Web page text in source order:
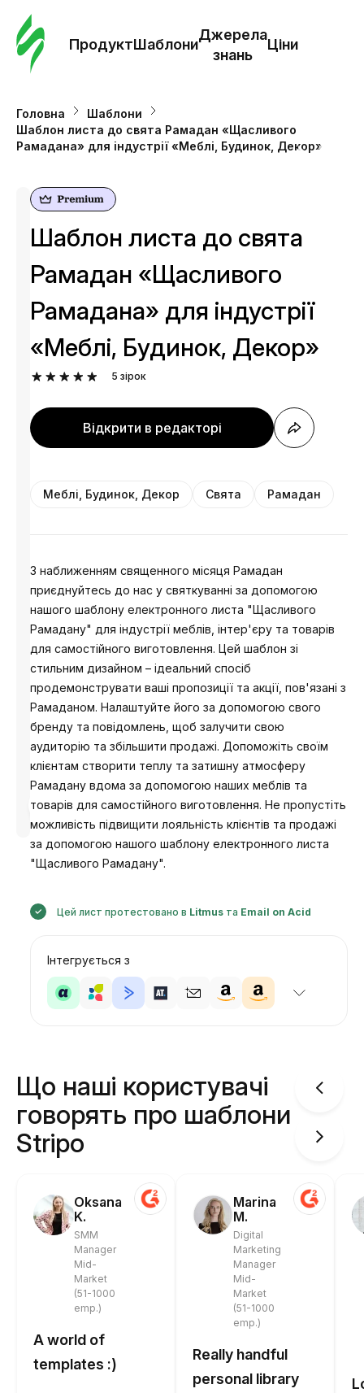
ПродуктШаблони
Джерела
знань
Ціни
Головна
Шаблони
Шаблон листа до свята Рамадан «Щасливого
Рамадана» для індустрії «Меблі, Будинок, Декор»
Розроблено
Анастасія
Шаблон листа до свята
Рамадан «Щасливого
Рамадана» для індустрії
«Меблі, Будинок, Декор»
5 зірок
Відкрити в редакторі
Меблі, Будинок, Декор Свята Рамадан
З наближенням священного місяця Рамадан
приєднуйтесь до нас у святкуванні за допомогою
нашого шаблону електронного листа "Щасливого
Рамадану" для індустрії меблів, інтер'єру та товарів
для самостійного виготовлення. Цей шаблон зі
стильним дизайном – ідеальний спосіб
продемонструвати ваші пропозиції та акції, пов'язані з
Рамаданом. Налаштуйте його за допомогою свого
бренду та повідомлень, щоб залучити свою
аудиторію та збільшити продажі. Допоможіть своїм
клієнтам створити теплу та затишну атмосферу
Рамадану вдома за допомогою наших меблів та
товарів для самостійного виготовлення. Не пропустіть
можливість підвищити лояльність клієнтів та продажі
за допомогою нашого шаблону електронного листа
"Щасливого Рамадану".
Цей лист протестовано в Litmus та Email on Acid
Інтегрується з
Що наші користувачі
говорять про шаблони
Stripo
Oksana
K.
SMM
Manager
Mid-
Market
(51-1000
emp.)
A world of
templates :)
Marina
M.
Digital
Marketing
Manager
Mid-
Market
(51-1000
emp.)
Really handful
personal library